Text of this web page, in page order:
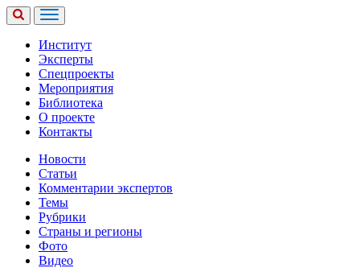
Институт
Эксперты
Спецпроекты
Мероприятия
Библиотека
О проекте
Контакты
Новости
Статьи
Комментарии экспертов
Темы
Рубрики
Страны и регионы
Фото
Видео